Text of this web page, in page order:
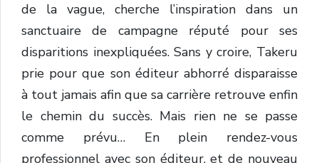
de la vague, cherche l’inspiration dans un
sanctuaire de campagne réputé pour ses
disparitions inexpliquées. Sans y croire, Takeru
prie pour que son éditeur abhorré disparaisse
à tout jamais afin que sa carrière retrouve enfin
le chemin du succès. Mais rien ne se passe
comme prévu… En plein rendez-vous
professionnel avec son éditeur, et de nouveau